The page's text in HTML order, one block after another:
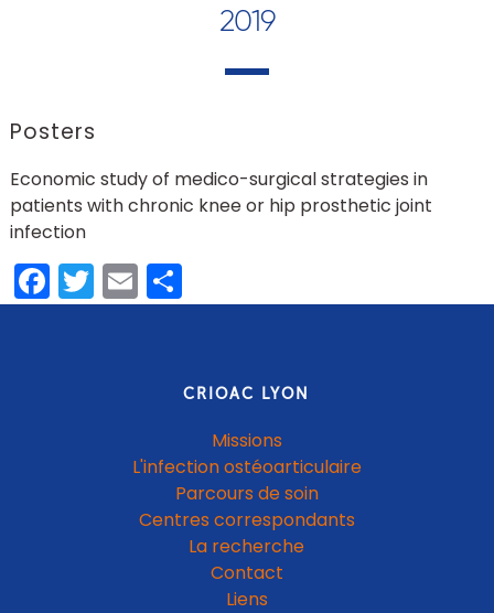
2019
Posters
Economic study of medico-surgical strategies in
patients with chronic knee or hip prosthetic joint
infection
Facebook
Twitter
EmailShare
CRIOAC LYON
Missions
L'infection ostéoarticulaire
Parcours de soin
Centres correspondants
La recherche
Contact
Liens